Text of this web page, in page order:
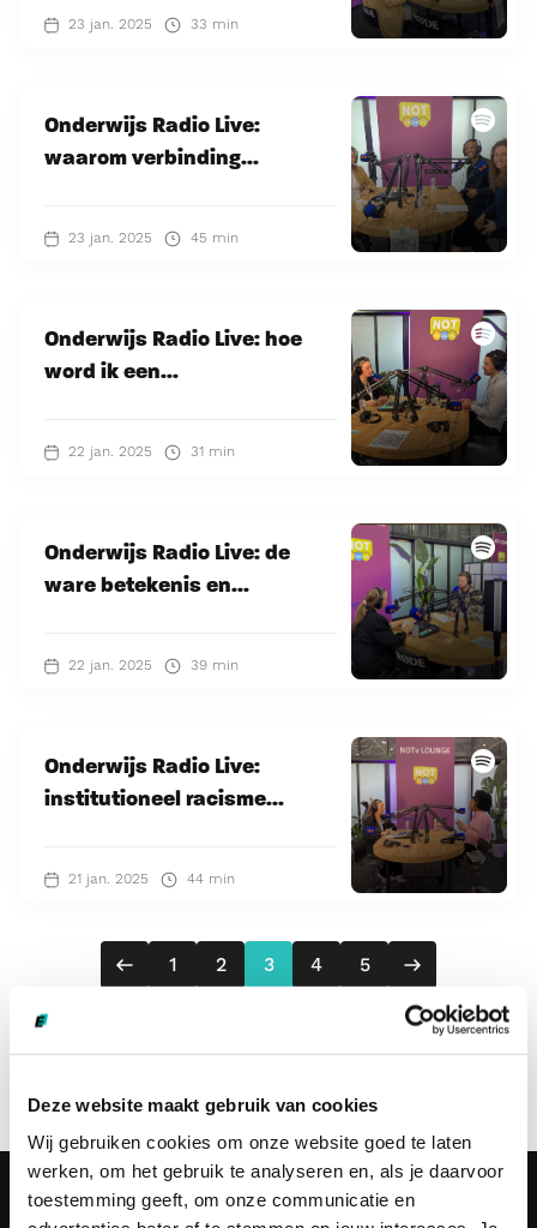
Deze website maakt gebruik van cookies
Wij gebruiken cookies om onze website goed te laten
werken, om het gebruik te analyseren en, als je daarvoor
toestemming geeft, om onze communicatie en
23 jan. 2025 33 min
Onderwijs Radio Live:
waarom verbinding...
23 jan. 2025 45 min
Onderwijs Radio Live: hoe
word ik een...
22 jan. 2025 31 min
Onderwijs Radio Live: de
ware betekenis en...
22 jan. 2025 39 min
Onderwijs Radio Live:
institutioneel racisme...
21 jan. 2025 44 min
Vorig
1 2 3 4 5
Volgende